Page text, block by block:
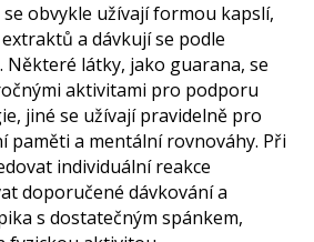
obvykle užívají formou kapslí,
a dávkují se podle
Některé látky, jako guarana, se
aktivitami pro podporu
jiné se užívají pravidelně pro
paměti a mentální rovnováhy. Při
individuální reakce
doporučené dávkování a
s dostatečným spánkem,